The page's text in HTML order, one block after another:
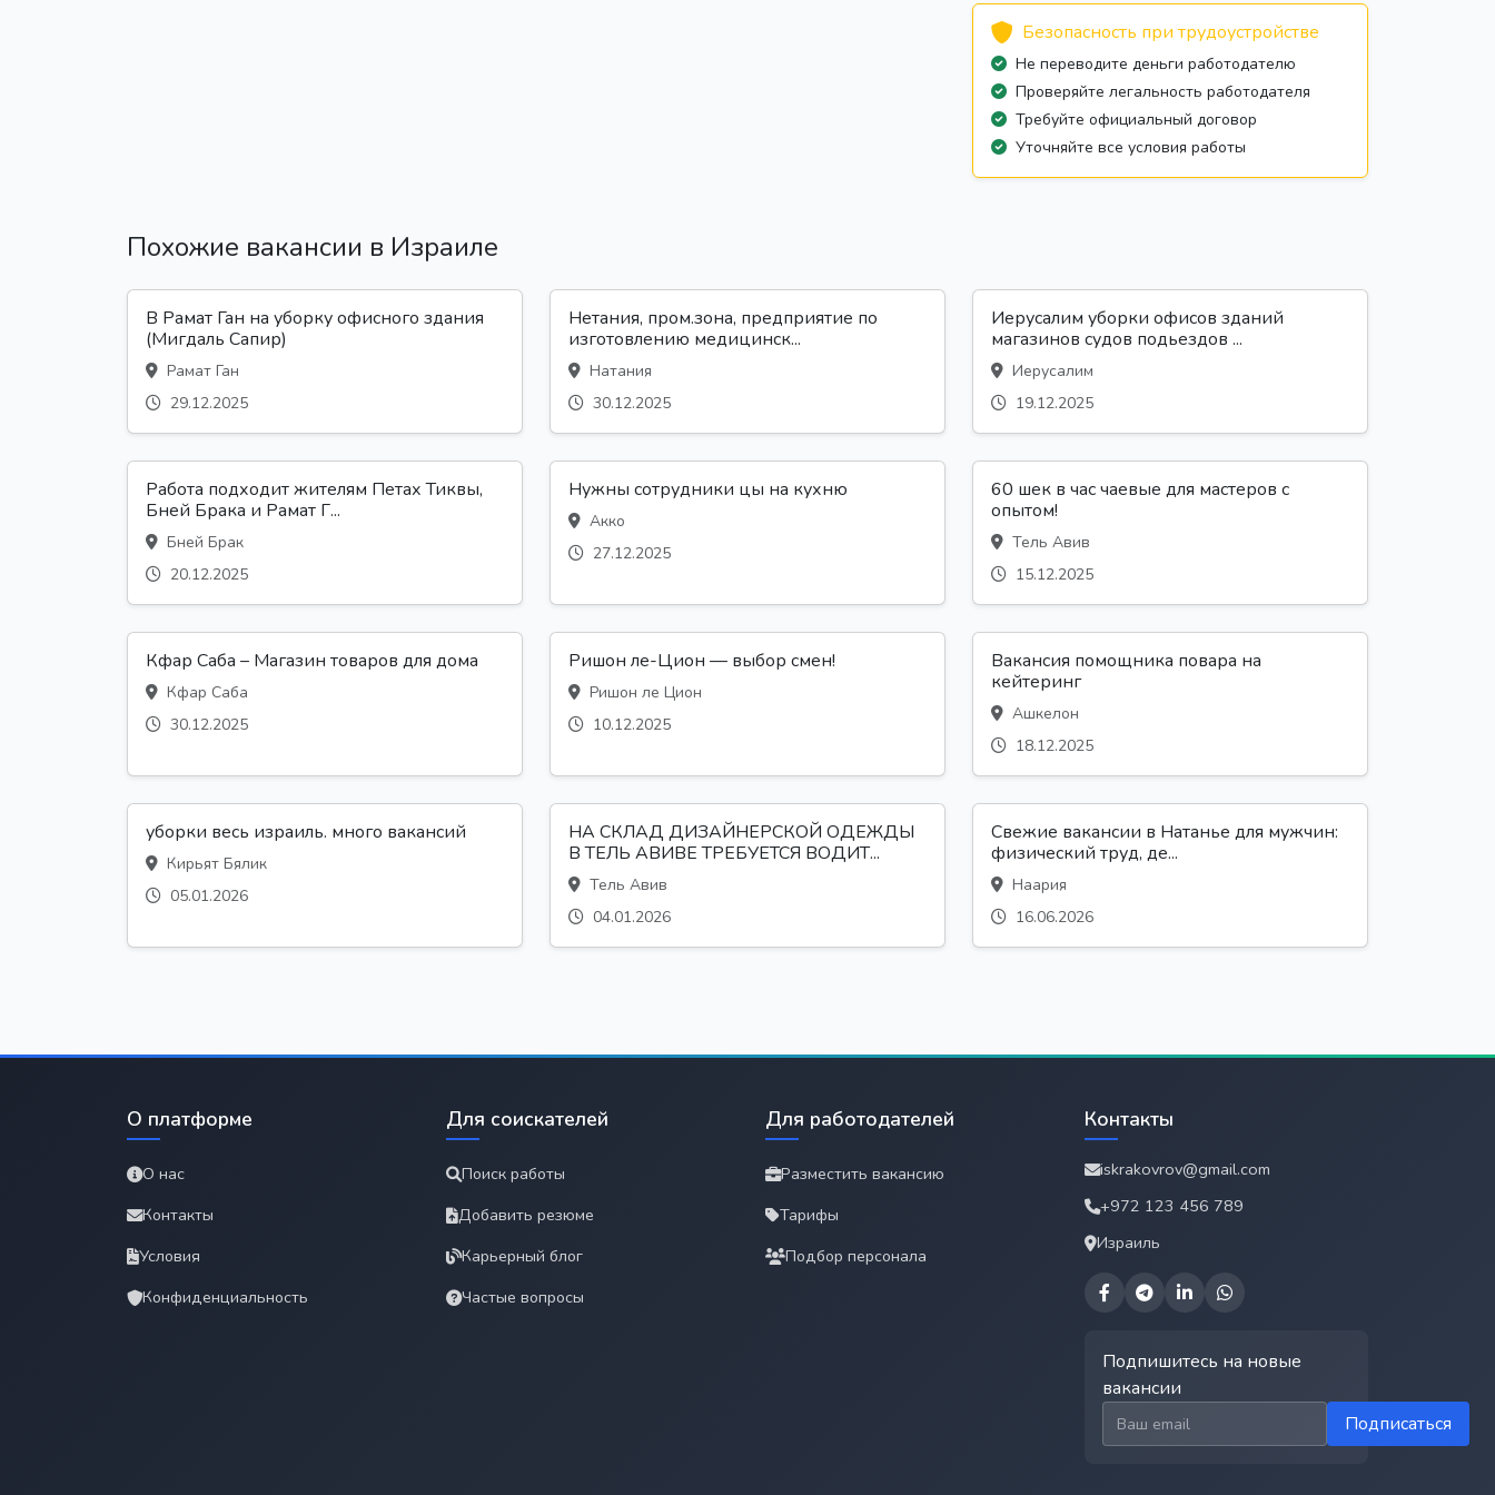
Безопасность при трудоустройстве
Не переводите деньги работодателю
Проверяйте легальность работодателя
Требуйте официальный договор
Уточняйте все условия работы
Похожие вакансии в Израиле
В Рамат Ган на уборку офисного здания
(Мигдаль Сапир)
Рамат Ган
29.12.2025
Нетания, пром.зона, предприятие по
изготовлению медицинск...
Натания
30.12.2025
Иерусалим уборки офисов зданий
магазинов судов подьездов ...
Иерусалим
19.12.2025
Работа подходит жителям Петах Тиквы,
Бней Брака и Рамат Г...
Бней Брак
20.12.2025
Нужны сотрудники цы на кухню
Акко
27.12.2025
60 шек в час чаевые для мастеров с
опытом!
Тель Авив
15.12.2025
Кфар Саба – Магазин товаров для дома
Кфар Саба
30.12.2025
Ришон ле-Цион — выбор смен!
Ришон ле Цион
10.12.2025
Вакансия помощника повара на
кейтеринг
Ашкелон
18.12.2025
уборки весь израиль. много вакансий
Кирьят Бялик
05.01.2026
НА СКЛАД ДИЗАЙНЕРСКОЙ ОДЕЖДЫ
В ТЕЛЬ АВИВЕ ТРЕБУЕТСЯ ВОДИТ...
Тель Авив
04.01.2026
Свежие вакансии в Натанье для мужчин:
физический труд, де...
Наария
16.06.2026
О платформе
О нас
Контакты
Условия
Конфиденциальность
Для соискателей
Поиск работы
Добавить резюме
Карьерный блог
Частые вопросы
Для работодателей
Разместить вакансию
Тарифы
Подбор персонала
Контакты
iskrakovrov@gmail.com
+972 123 456 789
Израиль
Подпишитесь на новые
вакансии
Email для подписки
Подписаться